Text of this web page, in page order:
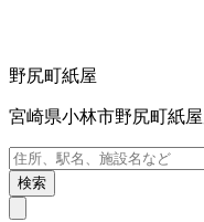
野尻町紙屋
宮崎県小林市野尻町紙
検索